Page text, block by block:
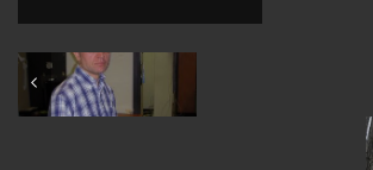
February 2009